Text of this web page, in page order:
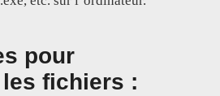
pour
fichiers :